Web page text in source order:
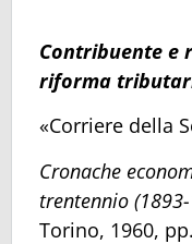
Contribuente e
riforma
«Corriere della
Cronache
trentennio
Torino, 1960,